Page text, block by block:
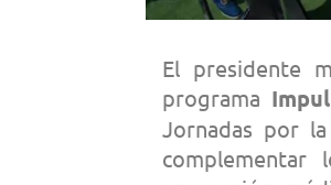
El presidente
programa
Jornadas por
complementar